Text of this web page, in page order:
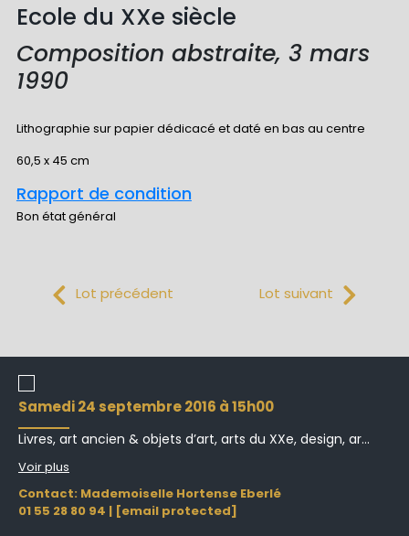
Ecole du XXe siècle
Composition abstraite, 3 mars
1990
Lithographie sur papier dédicacé et daté en bas au centre
60,5 x 45 cm
Rapport de condition
Bon état général
Lot précédent Lot suivant
samedi 24 septembre 2016 à 15h00
Livres, art ancien & objets d’art, arts du XXe, design, ar...
Voir plus
Contact: Mademoiselle Hortense Eberlé
01 55 28 80 94 | [email protected]